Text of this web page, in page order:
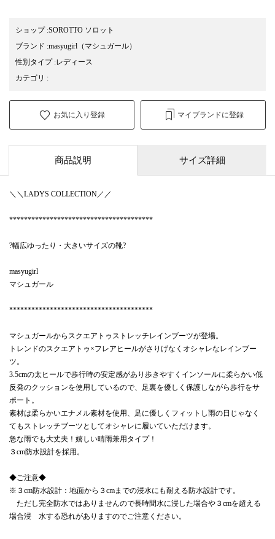
ショップ:SOROTTO ソロット
ブランド :masyugirl （マシュガール）
性別タイプ:レディース
カテゴリ :
お気に入り登録 マイブランドに登録
商品説明 サイズ詳細
＼＼LADYS COLLECTION／／
***************************************
?幅広ゆったり・大きいサイズの靴?
masyugirl
マシュガール
***************************************
マシュガールからスクエアトゥストレッチレインブーツが登場。
トレンドのスクエアトゥ×フレアヒールがさりげなくオシャレなレインブー
ツ。
3.5cmの太ヒールで歩行時の安定感があり歩きやすくインソールに柔らかい低
反発のクッションを使用しているので、足裏を優しく保護しながら歩行をサ
ポート。
素材は柔らかいエナメル素材を使用、足に優しくフィットし雨の日じゃなく
てもストレッチブーツとしてオシャレに履いていただけます。
急な雨でも大丈夫！嬉しい晴雨兼用タイプ！
３cm防水設計を採用。
◆ご注意◆
※３cm防水設計：地面から３cmまでの浸水にも耐える防水設計です。
ただし完全防水ではありませんので長時間水に浸した場合や３cmを超える
場合浸 水する恐れがありますのでご注意ください。